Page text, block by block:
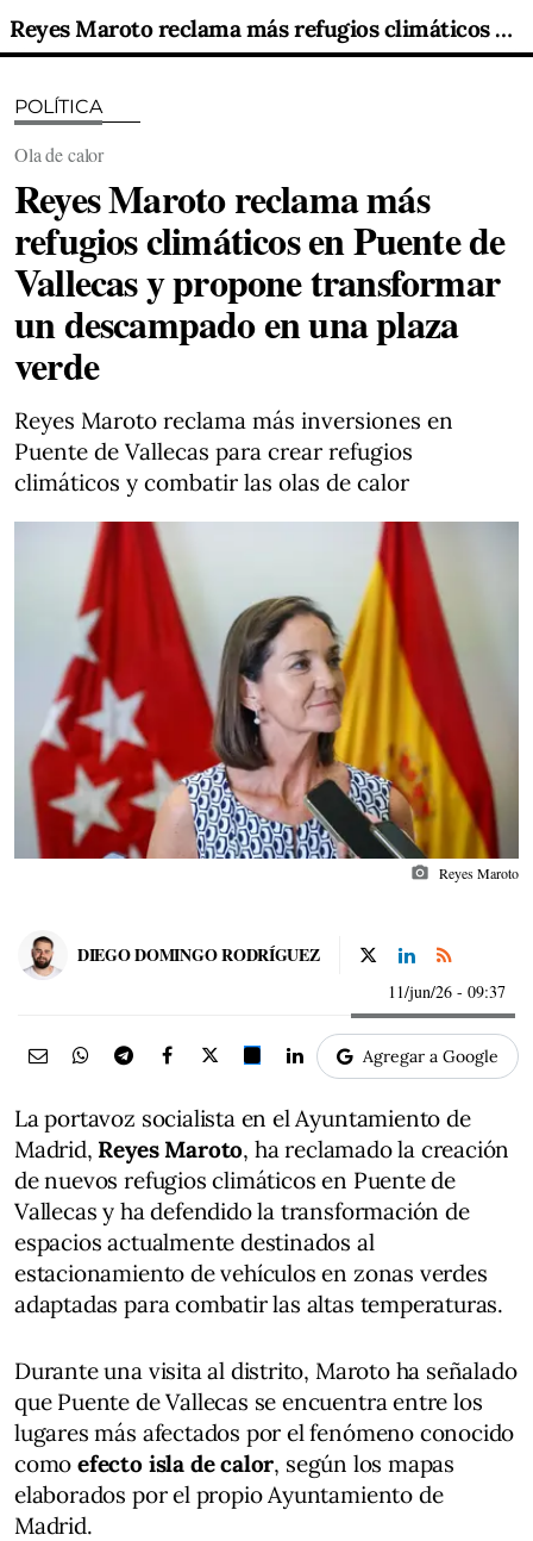
Reyes Maroto reclama más refugios climáticos en Puente de Vallecas y propone transformar un descampado en una plaza verde
POLÍTICA
Ola de calor
Reyes Maroto reclama más
refugios climáticos en Puente de
Vallecas y propone transformar
un descampado en una plaza
verde
Reyes Maroto reclama más inversiones en
Puente de Vallecas para crear refugios
climáticos y combatir las olas de calor
photo_camera Reyes Maroto
DIEGO DOMINGO RODRÍGUEZ
11/jun/26 - 09:37
Agregar a Google
La portavoz socialista en el Ayuntamiento de
Madrid, Reyes Maroto, ha reclamado la creación
de nuevos refugios climáticos en Puente de
Vallecas y ha defendido la transformación de
espacios actualmente destinados al
estacionamiento de vehículos en zonas verdes
adaptadas para combatir las altas temperaturas.
Durante una visita al distrito, Maroto ha señalado
que Puente de Vallecas se encuentra entre los
lugares más afectados por el fenómeno conocido
comoefecto isla de calor, según los mapas
elaborados por el propio Ayuntamiento de
Madrid.